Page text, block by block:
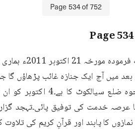
Page534of752
534